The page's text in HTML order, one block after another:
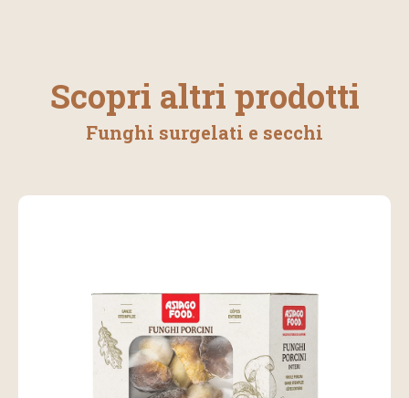
Scopri altri prodotti
Funghi surgelati e secchi